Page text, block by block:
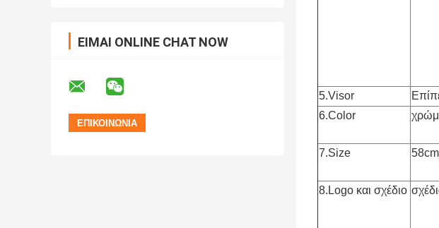
ΕΊΜΑΙ ONLINE CHAT NOW
5.Visor
6.Color
7.Size
8.Logo και σχέδιο